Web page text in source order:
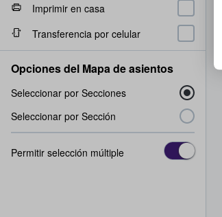
Imprimir en casa
Transferencia por celular
Opciones del Mapa de asientos
Seleccionar por Secciones
Seleccionar por Sección
Permitir selección múltiple